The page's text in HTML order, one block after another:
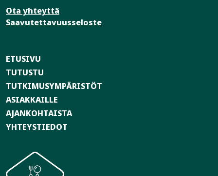
Ota yhteyttä
Saavutettavuusseloste
ETUSIVU
TUTUSTU
TUTKIMUSYMPÄRISTÖT
ASIAKKAILLE
AJANKOHTAISTA
YHTEYSTIEDOT